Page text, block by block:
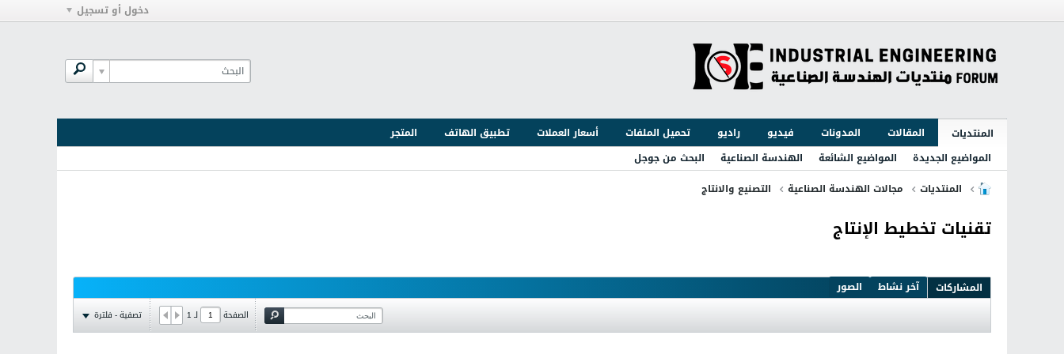
دخول أو تسجيل
المنتديات المقالات المدونات فيديو راديو تحميل الملفات أسعار العملات تطبيق الهاتف
المتجر
المواضيع الجديدة
المواضيع الشائعة الهندسة الصناعية
البحث من جوجل
المنتديات
مجالات الهندسة الصناعية التصنيع والانتاج
تقنيات تخطيط الإنتاج
المشاركات آخر نشاط الصور
الصفحة لـ1 تصفية - فلترة